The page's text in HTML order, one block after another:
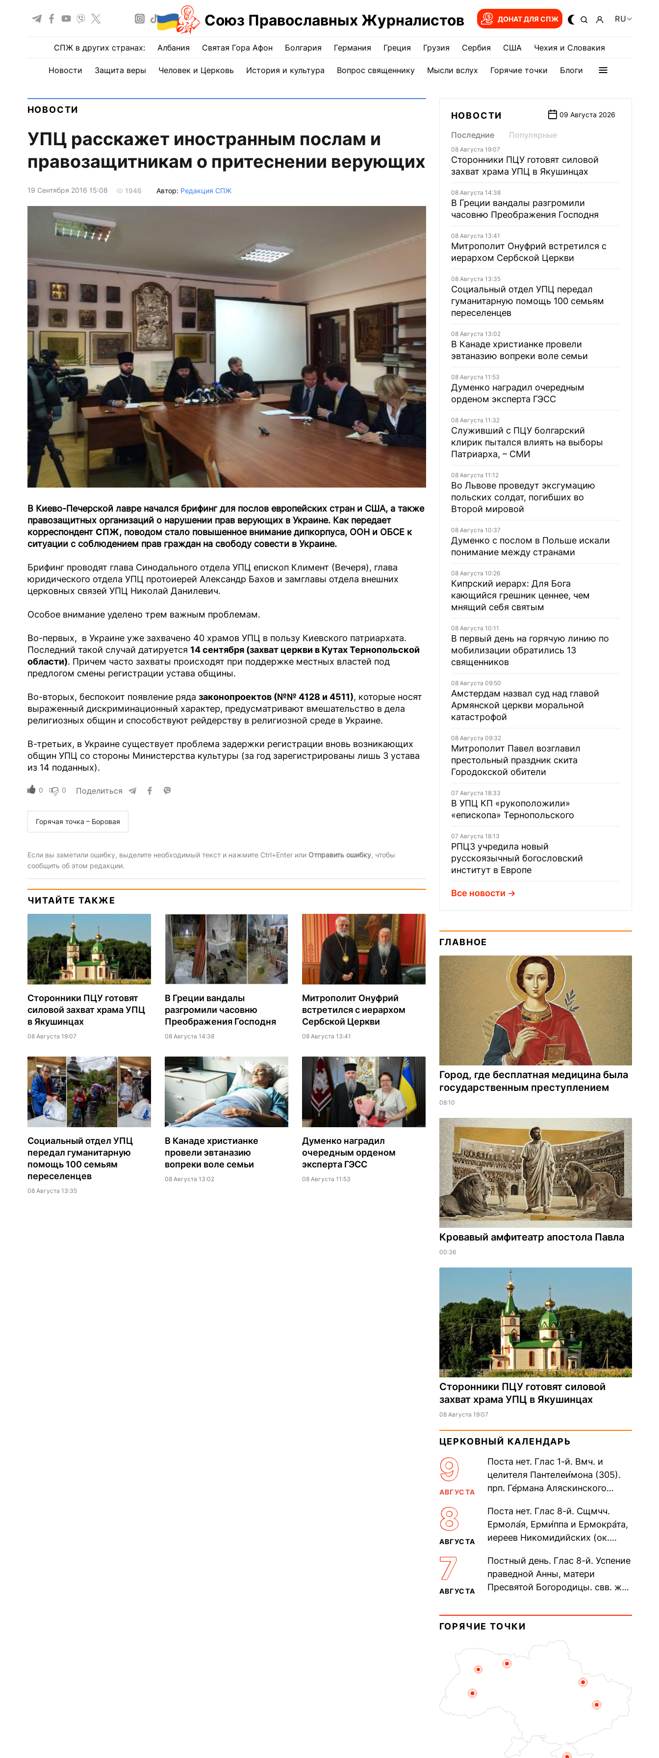
Союз Православных Журналистов ДОНАТ ДЛЯ СПЖ RU
СПЖ в других странах: Албания Святая Гора Афон Болгария Германия Греция Грузия Сербия США Чехия и Словакия
Новости Защита веры Человек и Церковь История и культура Вопрос священнику Мысли вслух Горячие точки Блоги
НОВОСТИ
УПЦ расскажет иностранным послам и
правозащитникам о притеснении верующих
19 Сентября 2016 15:08 1946 Автор: Редакция СПЖ
В Киево-Печерской лавре начался брифинг для послов европейских стран и США, а также
правозащитных организаций о нарушении прав верующих в Украине. Как передает
корреспондент СПЖ, поводом стало повышенное внимание дипкорпуса, ООН и ОБСЕ к
ситуации с соблюдением прав граждан на свободу совести в Украине.
Брифинг проводят глава Синодального отдела УПЦ епископ Климент (Вечеря), глава
юридического отдела УПЦ протоиерей Александр Бахов и замглавы отдела внешних
церковных связей УПЦ Николай Данилевич.
Особое внимание уделено трем важным проблемам.
Во-первых, в Украине уже захвачено 40 храмов УПЦ в пользу Киевского патриархата.
Последний такой случай датируется 14 сентября (захват церкви в Кутах Тернопольской
области). Причем часто захваты происходят при поддержке местных властей под
предлогом смены регистрации устава общины.
Во-вторых, беспокоит появление ряда законопроектов (№№ 4128 и 4511), которые носят
выраженный дискриминационный характер, предусматривают вмешательство в дела
религиозных общин и способствуют рейдерству в религиозной среде в Украине.
В-третьих, в Украине существует проблема задержки регистрации вновь возникающих
общин УПЦ со стороны Министерства культуры (за год зарегистрированы лишь 3 устава
из 14 поданных).
0 0 Поделиться
Горячая точка – Боровая
Если вы заметили ошибку, выделите необходимый текст и нажмите Ctrl+Enter или Отправить ошибку, чтобы
сообщить об этом редакции.
ЧИТАЙТЕ ТАКЖЕ
Сторонники ПЦУ готовят
силовой захват храма УПЦ
в Якушинцах
08 Августа 19:07
В Греции вандалы
разгромили часовню
Преображения Господня
08 Августа 14:38
Митрополит Онуфрий
встретился с иерархом
Сербской Церкви
08 Августа 13:41
Социальный отдел УПЦ
передал гуманитарную
помощь 100 семьям
переселенцев
08 Августа 13:35
В Канаде христианке
провели эвтаназию
вопреки воле семьи
08 Августа 13:02
Думенко наградил
очередным орденом
эксперта ГЭСС
08 Августа 11:53
НОВОСТИ 09 Августа 2026
Последние Популярные
08 Августа 19:07
Сторонники ПЦУ готовят силовой
захват храма УПЦ в Якушинцах
08 Августа 14:38
В Греции вандалы разгромили
часовню Преображения Господня
08 Августа 13:41
Митрополит Онуфрий встретился с
иерархом Сербской Церкви
08 Августа 13:35
Социальный отдел УПЦ передал
гуманитарную помощь 100 семьям
переселенцев
08 Августа 13:02
В Канаде христианке провели
эвтаназию вопреки воле семьи
08 Августа 11:53
Думенко наградил очередным
орденом эксперта ГЭСС
08 Августа 11:32
Служивший с ПЦУ болгарский
клирик пытался влиять на выборы
Патриарха, – СМИ
08 Августа 11:12
Во Львове проведут эксгумацию
польских солдат, погибших во
Второй мировой
08 Августа 10:37
Думенко с послом в Польше искали
понимание между странами
08 Августа 10:26
Кипрский иерарх: Для Бога
кающийся грешник ценнее, чем
мнящий себя святым
08 Августа 10:11
В первый день на горячую линию по
мобилизации обратились 13
священников
08 Августа 09:50
Амстердам назвал суд над главой
Армянской церкви моральной
катастрофой
08 Августа 09:32
Митрополит Павел возглавил
престольный праздник скита
Городокской обители
07 Августа 18:33
В УПЦ КП «рукоположили»
«епископа» Тернопольского
07 Августа 18:13
РПЦЗ учредила новый
русскоязычный богословский
институт в Европе
Все новости
ГЛАВНОЕ
Город, где бесплатная медицина была
государственным преступлением
08:10
​Кровавый амфитеатр апостола Павла
00:36
Сторонники ПЦУ готовят силовой
захват храма УПЦ в Якушинцах
08 Августа 19:07
ЦЕРКОВНЫЙ КАЛЕНДАРЬ
9
АВГУСТА
Поста нет. Глас 1-й. Вмч. и
целителя Пантелеи́мона (305).
прп. Ге́рмана Аляскинского
Николая Кочанова, Христа
ради...
8
АВГУСТА
Поста нет. Глас 8-й. Сщмчч.
Ермола́я, Ерми́ппа и Ермокра́та,
иереев Никомидийских (ок.
Печерского, в Ближних
пещерах...
7
АВГУСТА
Постный день. Глас 8-й. Успение
праведной Анны, матери
Пресвятой Богородицы. свв. жен
прп. Евпракси́и девы,...
ГОРЯЧИЕ ТОЧКИ